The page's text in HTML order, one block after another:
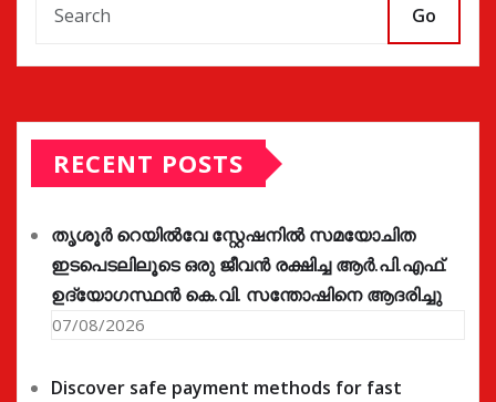
Go
RECENT POSTS
തൃശൂർ റെയിൽവേ സ്റ്റേഷനിൽ സമയോചിത
ഇടപെടലിലൂടെ ഒരു ജീവൻ രക്ഷിച്ച ആർ.പി.എഫ്.
ഉദ്യോഗസ്ഥൻ കെ.വി. സന്തോഷിനെ ആദരിച്ചു
07/08/2026
Discover safe payment methods for fast